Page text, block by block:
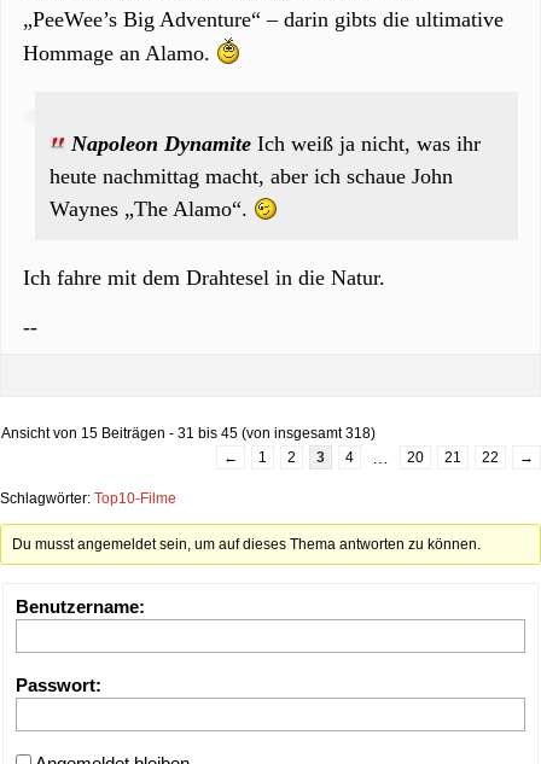
„PeeWee’s Big Adventure“ – darin gibts die ultimative
Hommage an Alamo.
Napoleon Dynamite Ich weiß ja nicht, was ihr
heute nachmittag macht, aber ich schaue John
Waynes „The Alamo“.
Ich fahre mit dem Drahtesel in die Natur.
--
Ansicht von 15 Beiträgen - 31 bis 45 (von insgesamt 318)
←
1 2 3 4 20 21 22 →
Schlagwörter: Top10-Filme
Du musst angemeldet sein, um auf dieses Thema antworten zu können.
Benutzername:
Passwort: